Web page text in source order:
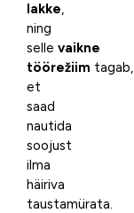
lakke,
ning
selle vaikne
töörežiim tagab,
et
saad
nautida
soojust
ilma
häiriva
taustamürata.